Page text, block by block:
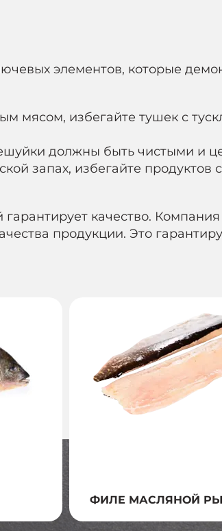
элементов, которые
мясом, избегайте тушек с
должны быть чистыми и
запах, избегайте
качество. Компания
продукции. Это
ФИЛЕ МАСЛЯНОЙ